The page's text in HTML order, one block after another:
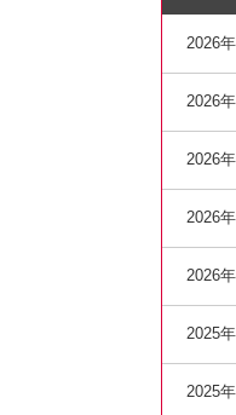
2026
2026
2026
2026
2026
2025
2025